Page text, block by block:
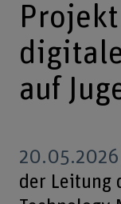
auf
20.05.2026
der Leitung